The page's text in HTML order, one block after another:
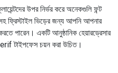
উপর নির্ভর করে অনেকগুলি ফন্ট
ফ্রিস্টাইল ভিড়ের জন্য আপনি আপনার
পারেন। একটি আনুষ্ঠানিক হেয়ারড্রেসার
টাইপফেস চয়ন করা উচিত।